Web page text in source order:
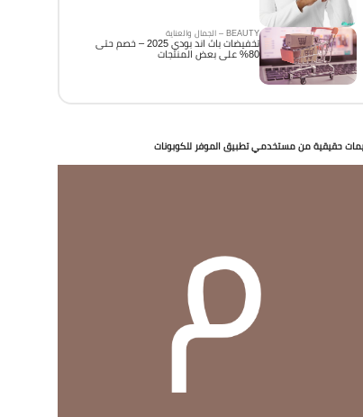
BEAUTY – الجمال والعناية
تخفيضات باث اند بودي 2025 – خصم حتى
80% على بعض المنتجات
حقيقية من مستخدمي تطبيق الموفر للكوبونات